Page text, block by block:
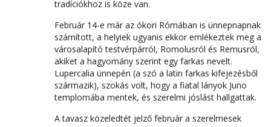
tradíciókhoz is köze van.
Február 14-e már az ókori Rómában is ünnepnapnak
számított, a helyiek ugyanis ekkor emlékeztek meg a
városalapító testvérpárról, Romolusról és Remusról,
akiket a hagyomány szerint egy farkas nevelt.
Lupercalia ünnepén (a szó a latin farkas kifejezésből
származik), szokás volt, hogy a fiatal lányok Juno
templomába mentek, és szerelmi jóslást hallgattak.
A tavasz közeledtét jelző február a szerelmesek